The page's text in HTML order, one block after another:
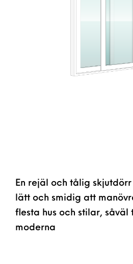
En rejäl och tålig
lätt och smidig att
flesta hus och stilar,
moderna